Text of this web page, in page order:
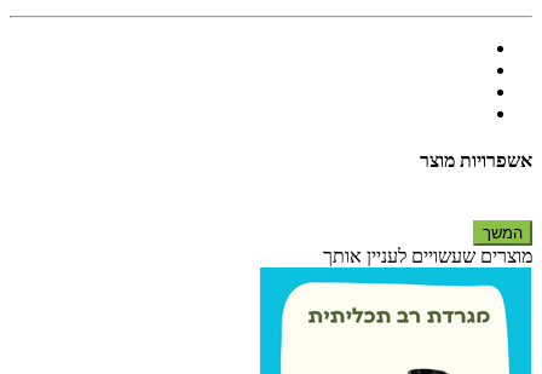
אשפרויות מוצר
המשך
מוצרים שעשויים לעניין אותך